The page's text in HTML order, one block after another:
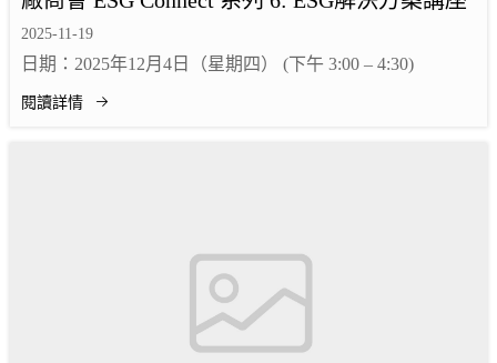
2025-11-19
日期：2025年12月4日（星期四） (下午 3:00 – 4:30)
閱讀詳情